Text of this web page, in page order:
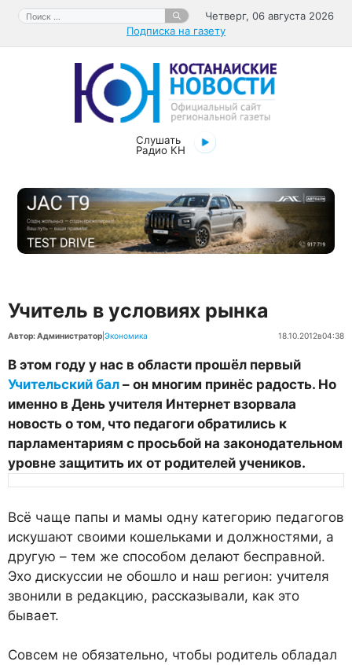
Перейти
содержимому
Поиск:
Четверг, 06 августа 2026
Подписка на газету
Слушать
Радио КН
Учитель в условиях рынка
Автор: Администратор Экономика 18.10.2012в04:38
В этом году у нас в области прошёл первый
Учительский бал – он многим принёс радость. Но
именно в День учителя Интернет взорвала
новость о том, что педагоги обратились к
парламентариям с просьбой на законодательном
уровне защитить их от родителей учеников.
Всё чаще папы и мамы одну категорию педагогов
искушают своими кошельками и должностями, а
другую – тем же способом делают бесправной.
Эхо дискуссии не обошло и наш регион: учителя
звонили в редакцию, рассказывали, как это
бывает.
Совсем не обязательно, чтобы родитель обладал